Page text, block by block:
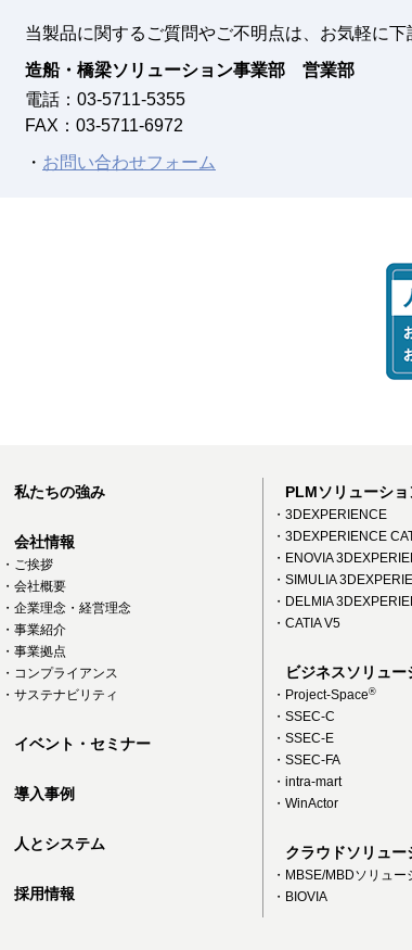
2017年04月01日
造船業をITで支
2016年07月01日
当製品に関するご質問やご不明点は、お気軽に下
造船・橋梁ソリューション事業部 営業部
電話： 03-5711-5355
FAX：03-5711-6972
・ お問い合わせフォーム
私たちの強み
会社情報
・ご挨拶
・会社概要
・企業理念・経営理念
・事業紹介
・事業拠点
・コンプライアンス
・サステナビリティ
イベント・セミナー
導入事例
人とシステム
採用情報
PLMソリューショ
・3DEXPERIENCE
・3DEXPERIENCE
・ENOVIA
・SIMULIA
・DELMIA
・CATIA V5
ビジネスソリュー
・Project-Space®
・SSEC-C
・SSEC-E
・SSEC-FA
・intra-mart
・WinActor
クラウドソリュー
・MBSE/MBDソリュー
・BIOVIA